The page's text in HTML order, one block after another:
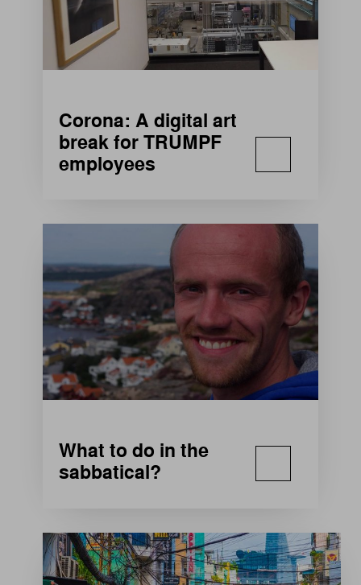
Corona: A digital art
break for TRUMPF
employees
What to do in the
sabbatical?